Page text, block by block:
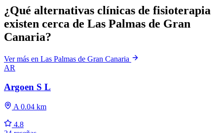
¿Qué alternativas clínicas de fisioterapia
existen cerca de Las Palmas de Gran
Canaria?
Ver más en Las Palmas de Gran Canaria
AR
Argoen S L
A 0.04 km
4.8